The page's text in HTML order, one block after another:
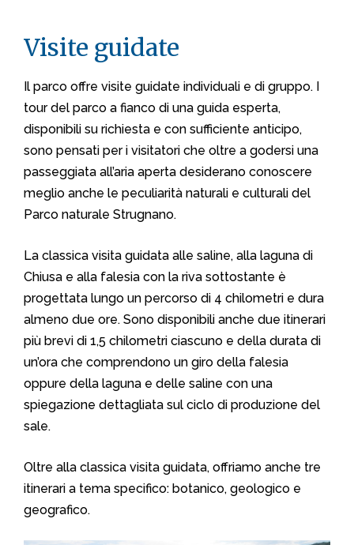
Visite guidate
Il parco offre visite guidate individuali e di gruppo. I
tour del parco a fianco di una guida esperta,
disponibili su richiesta e con sufficiente anticipo,
sono pensati per i visitatori che oltre a godersi una
passeggiata all’aria aperta desiderano conoscere
meglio anche le peculiarità naturali e culturali del
Parco naturale Strugnano.
La classica visita guidata alle saline, alla laguna di
Chiusa e alla falesia con la riva sottostante è
progettata lungo un percorso di 4 chilometri e dura
almeno due ore. Sono disponibili anche due itinerari
più brevi di 1,5 chilometri ciascuno e della durata di
un’ora che comprendono un giro della falesia
oppure della laguna e delle saline con una
spiegazione dettagliata sul ciclo di produzione del
sale.
Oltre alla classica visita guidata, offriamo anche tre
itinerari a tema specifico: botanico, geologico e
geografico.